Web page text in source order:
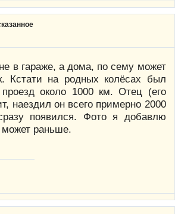
в гараже, а дома, по сему может
Кстати на родных колёсах был
около 1000 км. Отец (его
наездил он всего примерно 2000
появился. Фото я добавлю
может раньше.